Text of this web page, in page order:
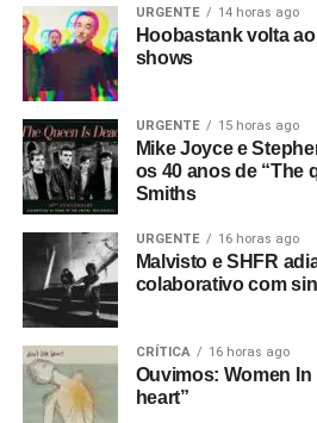
LISTA DE FAIXAS
01.Taco bellboy
02.Victims of the universe
03.Black hall
04.Clear smoke
Gostou do texto? Seu
Fantasma funcionando
Charland (baixo). A banda ganhou
no começo dos anos 2000 com
alternativo, pós-grunge e refrões
O álbumHoobastank , lançado em
músicas comoCrawling in the
Remember me, mas foi com The
grupo alcançou seu maior
Howard Benson, o disco chegou
Billboard 200e teve a faixa-título
hits do rock dos anos 2000.
URGENTE 14 horas ago
Hoobastank volta
shows
URGENTE 15 horas ago
Mike Joyce e
os 40 anos de “The
Smiths
URGENTE 16 horas ago
Malvisto e SHFR
colaborativo com
CRÍTICA 16 horas ago
Ouvimos: Women In
heart”